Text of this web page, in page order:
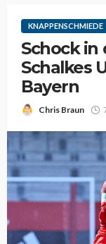
KNAPPENSCHMIEDE
Schock in
Schalkes
Bayern
Chris Braun